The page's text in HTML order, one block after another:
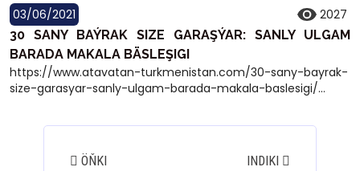
03/06/2021 2027
30 SANY BAÝRAK SIZE GARAŞÝAR: SANLY ULGAM
BARADA MAKALA BÄSLEŞIGI
https://www.atavatan-turkmenistan.com/30-sany-bayrak-
size-garasyar-sanly-ulgam-barada-makala-baslesigi/...
ÖŇKI INDIKI